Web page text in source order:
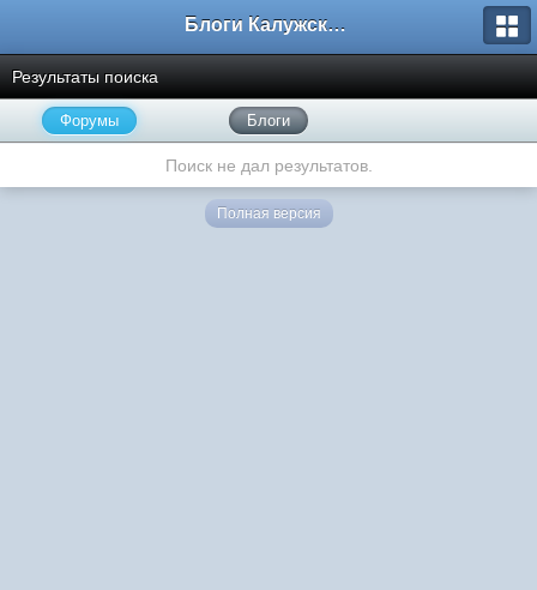
Блоги Калужского перекрестка
Результаты поиска
Форумы Блоги
Поиск не дал результатов.
Полная версия